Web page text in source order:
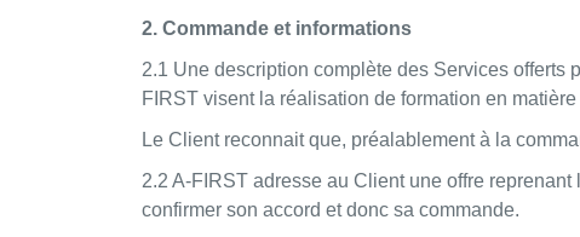
2. Commande et informations
2.1 Une description complète des Services offerts
FIRST visent la réalisation de formation en
Le Client reconnait que, préalablement à la
2.2 A-FIRST adresse au Client une offre
confirmer son accord et donc sa commande.